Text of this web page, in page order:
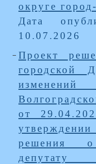
округе
Дата
10.07.2026
Проект
городской
от
решения
депутату